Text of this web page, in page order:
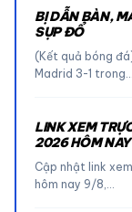
BỊ DẪN BÀN,
SỤP ĐỔ
(Kết quả bóng
Madrid 3-1 trong…
LINK XEM
2026 HÔM
Cập nhật link
hôm nay 9/8,…